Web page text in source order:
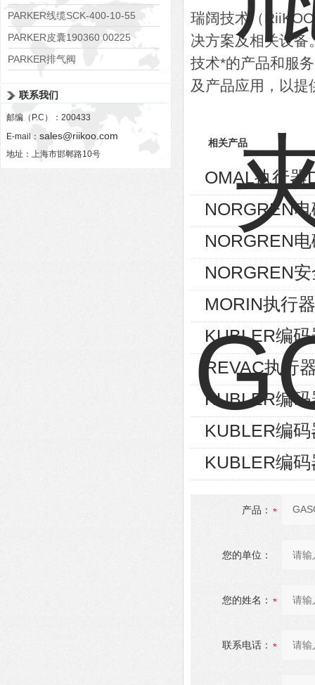
RE06M35W2N1KWXG087
PARKER线缆SCK-400-10-55
PARKER皮囊190360 00225
PARKER排气阀
联系我们
邮编（P.C）：200433
E-mail： sales@riikoo.com
地址：上海市邯郸路10号
瑞阔技术（
决方案及相关设备
技术*的产品和服
及产品应用，以提
相关产品
OMAL执行器
NORGREN
NORGREN
NORGREN
MORIN执行
KUBLER编
REVAC执行
KUBLER编
KUBLER编
KUBLER编
产品：
您的单位：
您的姓名：
联系电话：